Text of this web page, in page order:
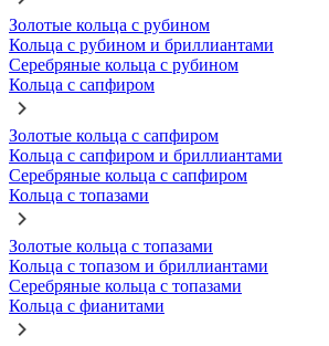
Золотые кольца с рубином
Кольца с рубином и бриллиантами
Серебряные кольца с рубином
Кольца с сапфиром
Золотые кольца с сапфиром
Кольца с сапфиром и бриллиантами
Серебряные кольца с сапфиром
Кольца с топазами
Золотые кольца с топазами
Кольца с топазом и бриллиантами
Серебряные кольца с топазами
Кольца с фианитами